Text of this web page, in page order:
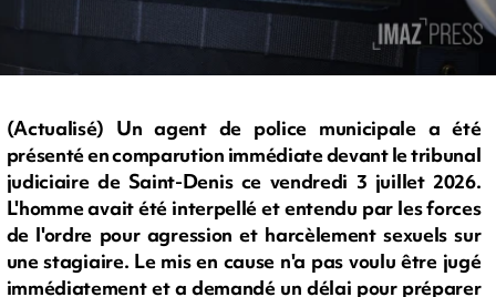
(Actualisé) Un agent de police municipale a été
présenté en comparution immédiate devant le tribunal
judiciaire de Saint-Denis ce vendredi 3 juillet 2026.
L'homme avait été interpellé et entendu par les forces
de l'ordre pour agression et harcèlement sexuels sur
une stagiaire. Le mis en cause n'a pas voulu être jugé
immédiatement et a demandé un délai pour préparer